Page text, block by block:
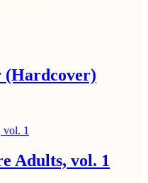
(Hardcover)
Adults, vol. 1